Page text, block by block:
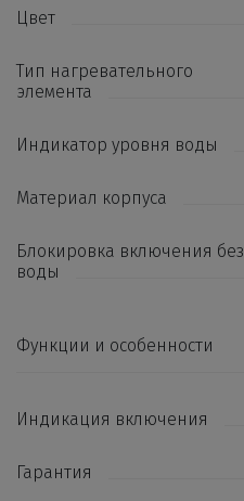
Цвет
Тип нагревательного
элемента
Индикатор уровня воды
Материал корпуса
Блокировка включения без
воды
Функции и особенности
Индикация включения
Гарантия